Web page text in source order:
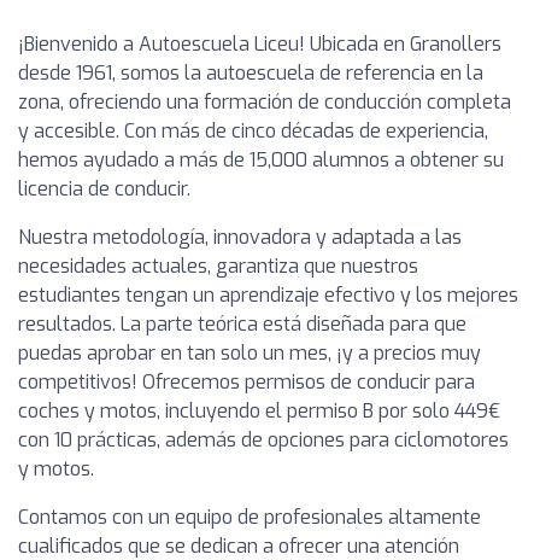
¡Bienvenido a Autoescuela Liceu! Ubicada en Granollers
desde 1961, somos la autoescuela de referencia en la
zona, ofreciendo una formación de conducción completa
y accesible. Con más de cinco décadas de experiencia,
hemos ayudado a más de 15,000 alumnos a obtener su
licencia de conducir.
Nuestra metodología, innovadora y adaptada a las
necesidades actuales, garantiza que nuestros
estudiantes tengan un aprendizaje efectivo y los mejores
resultados. La parte teórica está diseñada para que
puedas aprobar en tan solo un mes, ¡y a precios muy
competitivos! Ofrecemos permisos de conducir para
coches y motos, incluyendo el permiso B por solo 449€
con 10 prácticas, además de opciones para ciclomotores
y motos.
Contamos con un equipo de profesionales altamente
cualificados que se dedican a ofrecer una atención